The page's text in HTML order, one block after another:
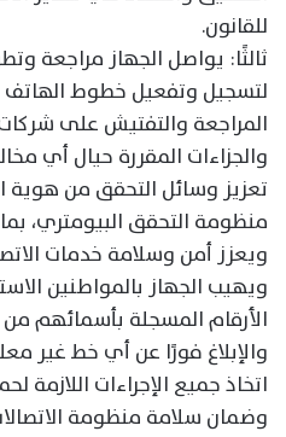
للقانون.
ثالثًا: يواصل الجهاز مراجعة
لتسجيل وتفعيل خطوط الهاتف
المراجعة والتفتيش على شركات
والجزاءات المقررة حيال أي
تعزيز وسائل التحقق من هوية
منظومة التحقق البيومتري،
ويعزز أمن وسلامة خدمات
ويهيب الجهاز بالمواطنين
والإبلاغ فورًا عن أي خط غير
اتخاذ جميع الإجراءات اللازمة
وضمان سلامة منظومة